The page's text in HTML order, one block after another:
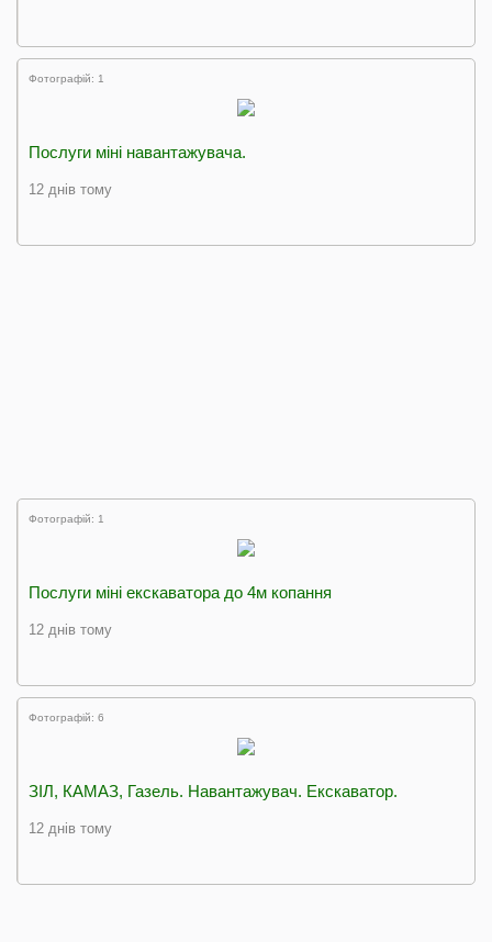
Фотографій: 1
Послуги міні навантажувача.
12 днів тому
Фотографій: 1
Послуги міні екскаватора до 4м копання
12 днів тому
Фотографій: 6
ЗІЛ, КАМАЗ, Газель. Навантажувач. Екскаватор.
12 днів тому